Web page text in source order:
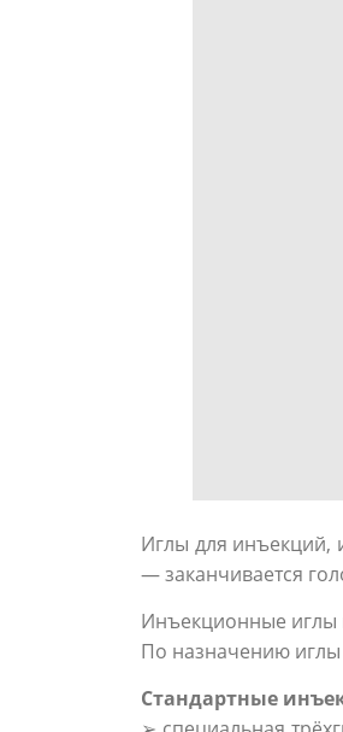
Иглы для инъeкций,
— заканчивается
Инъекционные
По назначению иглы
Стандартные